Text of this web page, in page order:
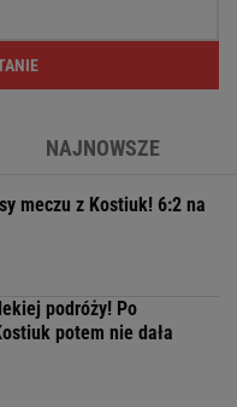
NAJNOWSZE
meczu z Kostiuk! 6:2 na
podróży! Po
potem nie dała